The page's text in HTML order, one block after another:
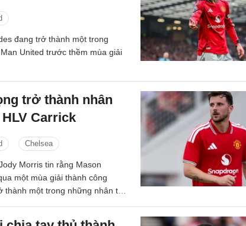
đang trở thành một trong
United trước thềm mùa giải
trở thành nhân
Carrick
Chelsea
Morris tin rằng Mason
một mùa giải thành công
một trong những nhân tố